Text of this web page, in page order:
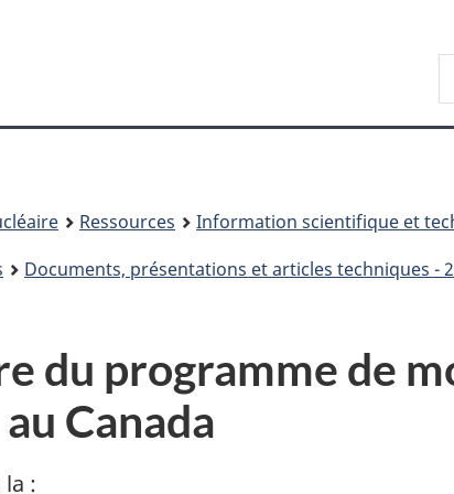
de
Ressources
Information scientifique et
Documents, présentations et articles techniques -
du programme de
Canada
: